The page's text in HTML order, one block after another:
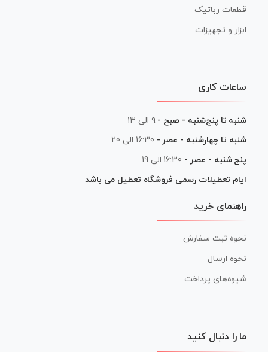
قطعات رباتیک
ابزار و تجهیزات
ساعات کاری
شنبه تا پنج‌شنبه - صبح - ۹ الی ۱۳
شنبه تا چهارشنبه - عصر - 16:30 الی 20
پنج شنبه - عصر - 16:30 الی 19
ایام تعطیلات رسمی فروشگاه تعطیل می باشد
راهنمای خرید
نحوه ثبت سفارش
نحوه ارسال
شیوه‌های پرداخت
ما را دنبال کنید